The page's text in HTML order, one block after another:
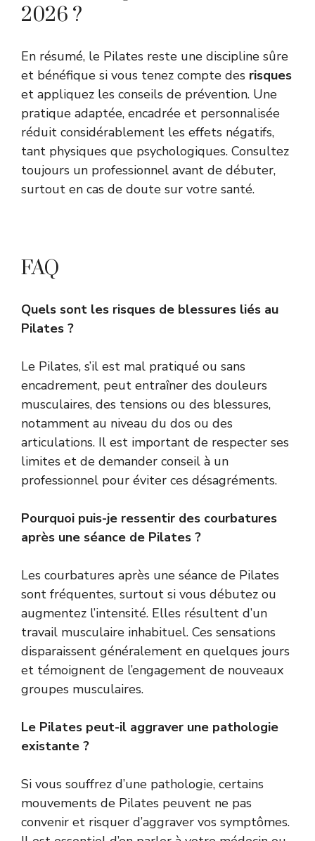
2026 ?
En résumé, le Pilates reste une discipline sûre
et bénéfique si vous tenez compte des risques
et appliquez les conseils de prévention. Une
pratique adaptée, encadrée et personnalisée
réduit considérablement les effets négatifs,
tant physiques que psychologiques. Consultez
toujours un professionnel avant de débuter,
surtout en cas de doute sur votre santé.
FAQ
Quels sont les risques de blessures liés au
Pilates ?
Le Pilates, s’il est mal pratiqué ou sans
encadrement, peut entraîner des douleurs
musculaires, des tensions ou des blessures,
notamment au niveau du dos ou des
articulations. Il est important de respecter ses
limites et de demander conseil à un
professionnel pour éviter ces désagréments.
Pourquoi puis-je ressentir des courbatures
après une séance de Pilates ?
Les courbatures après une séance de Pilates
sont fréquentes, surtout si vous débutez ou
augmentez l’intensité. Elles résultent d’un
travail musculaire inhabituel. Ces sensations
disparaissent généralement en quelques jours
et témoignent de l’engagement de nouveaux
groupes musculaires.
Le Pilates peut-il aggraver une pathologie
existante ?
Si vous souffrez d’une pathologie, certains
mouvements de Pilates peuvent ne pas
convenir et risquer d’aggraver vos symptômes.